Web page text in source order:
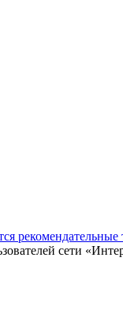
рекомендательные
сети